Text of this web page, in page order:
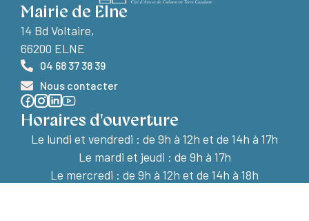
Mairie de Elne
14 Bd Voltaire,
66200 ELNE
04 68 37 38 39
Nous contacter
Horaires d'ouverture
Le lundi et vendredi : de 9h à 12h et de 14h à 17h
Le mardi et jeudi : de 9h à 17h
Le mercredi : de 9h à 12h et de 14h à 18h